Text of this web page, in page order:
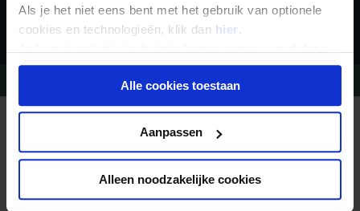
Als je het niet eens bent met het gebruik van optionele
cookies en technologieën, klik dan hier .
onder aan de pagina op elk gewenst moment voor de
toekomst wijzigen.Alle cookies toestaan
Aanpassen
Alleen noodzakelijke cookies
Inschrijven
Vragen? Bel 020-7887700
Waarom Koning Aap?
Bestemmingen
Duurzaam toerisme
Vacatures